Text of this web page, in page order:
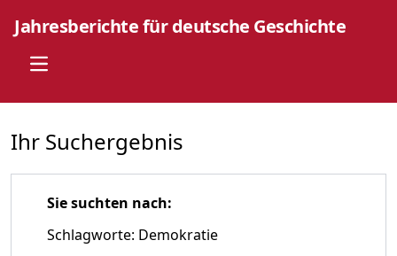
Jahresberichte für deutsche Geschichte
Open main menu
Ihr Suchergebnis
Sie suchten nach:
Schlagworte: Demokratie